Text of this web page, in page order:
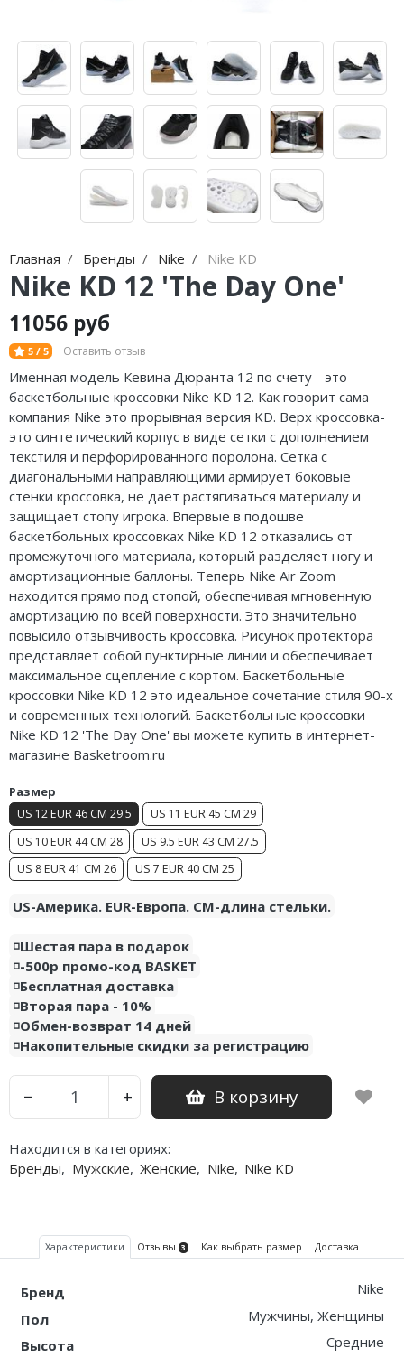
Главная Бренды Nike Nike KD
Nike KD 12 'The Day One'
11056 руб
5 / 5 Оставить отзыв
Именная модель Кевина Дюранта 12 по счету - это
баскетбольные кроссовки Nike KD 12. Как говорит сама
компания Nike это прорывная версия KD. Верх кроссовка-
это синтетический корпус в виде сетки с дополнением
текстиля и перфорированного поролона. Сетка с
диагональными направляющими армирует боковые
стенки кроссовка, не дает растягиваться материалу и
защищает стопу игрока. Впервые в подошве
баскетбольных кроссовках Nike KD 12 отказались от
промежуточного материала, который разделяет ногу и
амортизационные баллоны. Теперь Nike Air Zoom
находится прямо под стопой, обеспечивая мгновенную
амортизацию по всей поверхности. Это значительно
повысило отзывчивость кроссовка. Рисунок протектора
представляет собой пунктирные линии и обеспечивает
максимальное сцепление с кортом. Баскетбольные
кроссовки Nike KD 12 это идеальное сочетание стиля 90-х
и современных технологий. Баскетбольные кроссовки
Nike KD 12 'The Day One' вы можете купить в интернет-
магазине Basketroom.ru
Размер
US 12 EUR 46 CM 29.5
US 11 EUR 45 CM 29
US 10 EUR 44 CM 28
US 9.5 EUR 43 CM 27.5
US 8 EUR 41 CM 26
US 7 EUR 40 CM 25
US-Америка. EUR-Европа. CM-длина стельки.
◽️Шестая пара в подарок
◽️-500р промо-код BASKET
◽️Бесплатная доставка
◽️Вторая пара - 10%
◽️Обмен-возврат 14 дней
◽️Накопительные скидки за регистрацию
− + В корзину
Находится в категориях:
Бренды, Мужские, Женские, Nike, Nike KD
Характеристики Отзывы 3 Как выбрать размер Доставка
Бренд
Nike
Пол
Мужчины, Женщины
Высота
Средние
Jordan Tatum
Air Jordan 312
Air Jordan 40
Air Jordan 39
Air Jordan 38
Air Jordan 36
Air Jordan 1
Air Jordan 3
Air Jordan 4
Air Jordan 5
Air Jordan 6
Air Jordan 7
Air Jordan 10
Air Jordan 11
Air Jordan 12
Air Jordan 13
Air Jordan 14
Air Jordan 15
adidas Samba
adidas Gazelle
adidas Handball
adidas Adistar
adidas adiFOM
adidas Harden
adidas Dame
adidas AE
Adidas Yeezy Boost 350 V2